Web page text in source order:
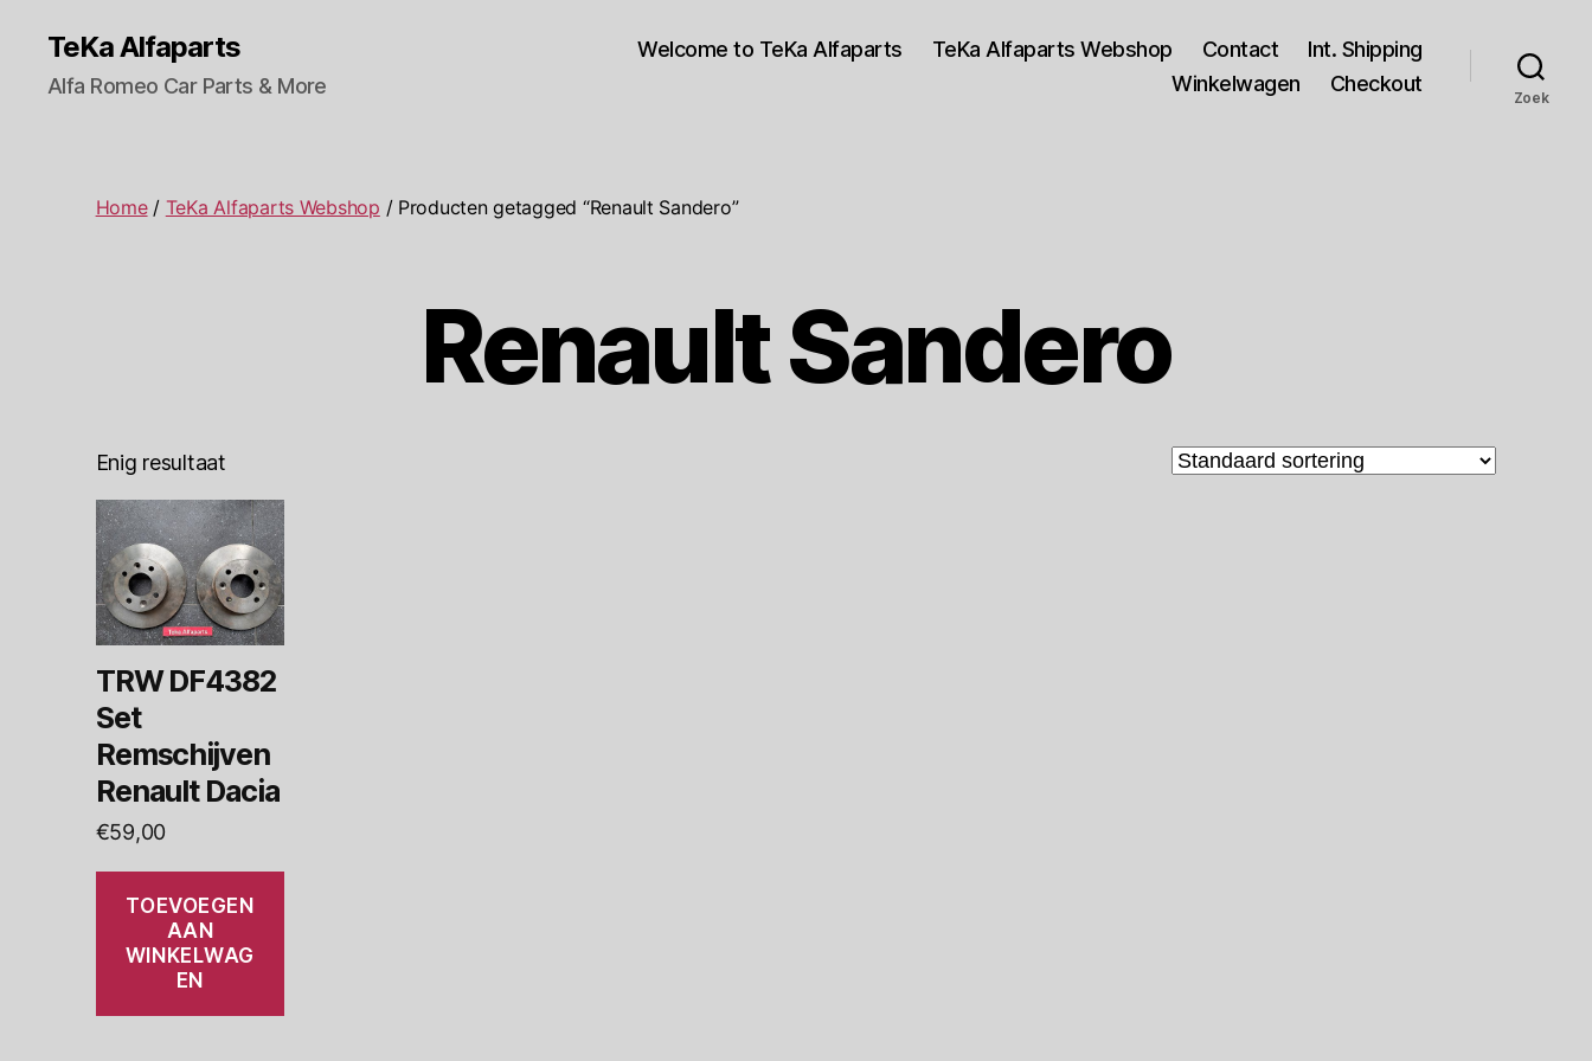
TeKa Alfaparts
Alfa Romeo Car Parts & More
Welcome to TeKa Alfaparts TeKa Alfaparts Webshop Contact
Int. Shipping
Winkelwagen
Checkout
Zoek
Home/ TeKa Alfaparts Webshop / Producten getagged “Renault Sandero”
Renault Sandero
Enig resultaat
TRW DF4382
Set
Remschijven
Renault Dacia
€59,00
TOEVOEGEN
AAN
WINKELWAG
EN